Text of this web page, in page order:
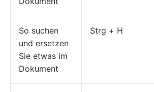
So suchen
und ersetzen
Sie etwas im
Dokument
Strg + H